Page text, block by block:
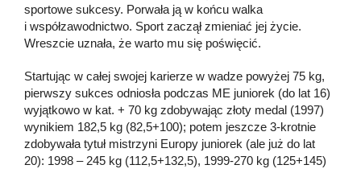
sportowe sukcesy. Porwała ją w końcu walka
i współzawodnictwo. Sport zaczął zmieniać jej życie.
Wreszcie uznała, że warto mu się poświęcić.
Startując w całej swojej karierze w wadze powyżej 75 kg,
pierwszy sukces odniosła podczas ME juniorek (do lat 16)
wyjątkowo w kat. + 70 kg zdobywając złoty medal (1997)
wynikiem 182,5 kg (82,5+100); potem jeszcze 3-krotnie
zdobywała tytuł mistrzyni Europy juniorek (ale już do lat
20): 1998 – 245 kg (112,5+132,5), 1999-270 kg (125+145)